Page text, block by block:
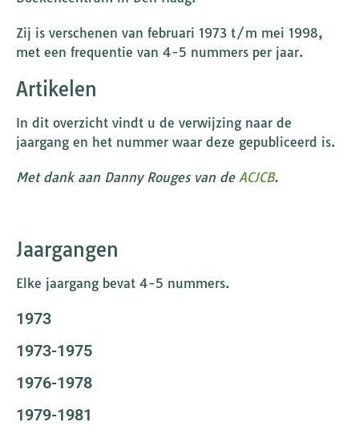
Zij is verschenen van februari 1973 t/m mei 1998,
met een frequentie van 4-5 nummers per jaar.
Artikelen
In dit overzicht vindt u de verwijzing naar de
jaargang en het nummer waar deze gepubliceerd is.
Met dank aan Danny Rouges van de ACJCB.
Jaargangen
Elke jaargang bevat 4-5 nummers.
1973
1973-1975
1976-1978
1979-1981